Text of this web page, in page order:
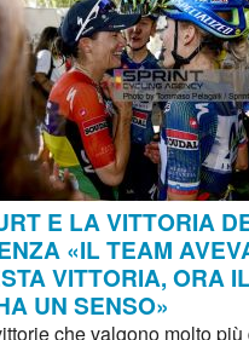
E LA VITTORIA
«IL TEAM
VITTORIA, ORA
UN SENSO»
che valgono molto